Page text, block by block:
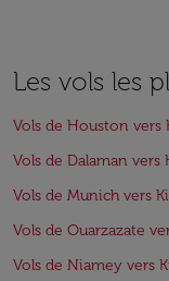
Les vols les
Vols de Houston vers
Vols de Dalaman vers
Vols de Munich vers
Vols de Ouarzazate
Vols de Niamey vers